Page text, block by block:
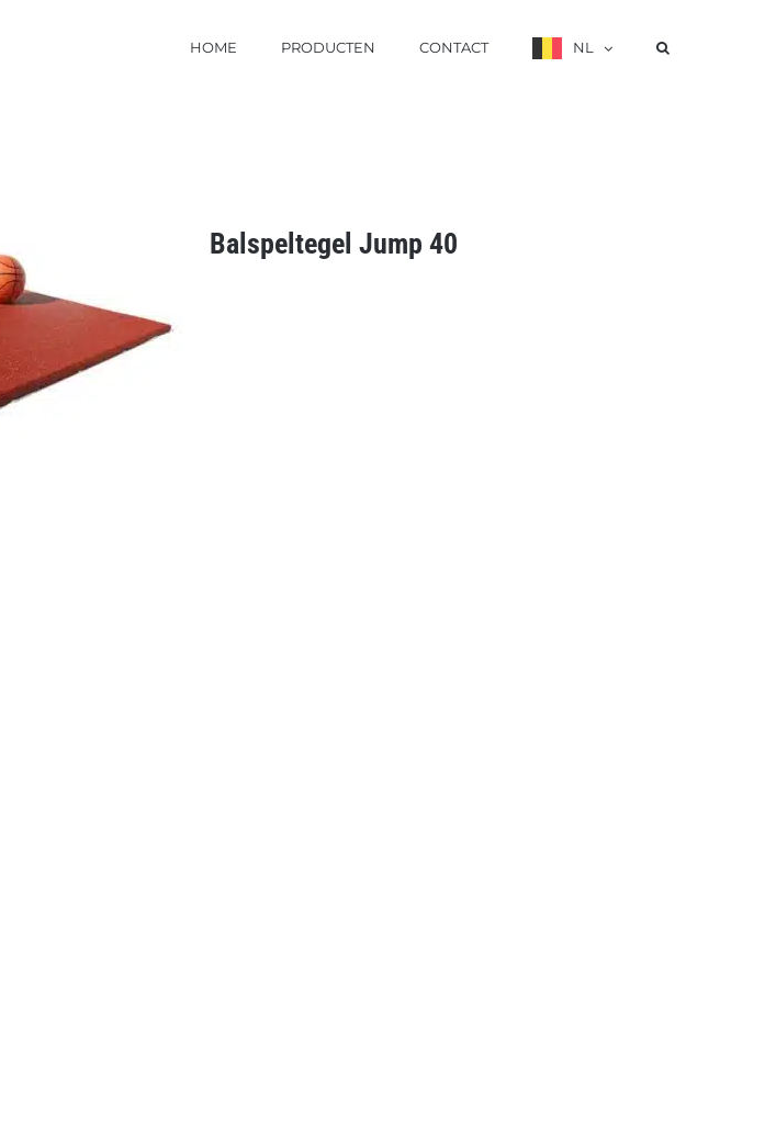
HOME PRODUCTEN CONTACT NL
Balspeltegel Jump 40